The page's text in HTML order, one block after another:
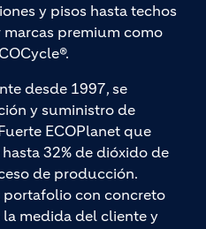
y pisos hasta techos
premium como
desde 1997, se
y suministro de
ECOPlanet que
32% de dióxido de
de producción.
con concreto
medida del cliente y